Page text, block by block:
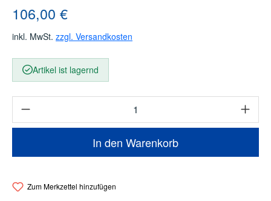
Regulärer Preis:
106,00 €
inkl. MwSt. zzgl. Versandkosten
Artikel ist lagernd
Produkt Anzahl: Gib den gewünschten
In den Warenkorb
Zum Merkzettel hinzufügen